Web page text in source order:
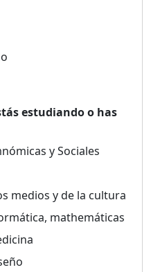
estudiando o has
y Sociales
medios y de la cultura
mathemáticas